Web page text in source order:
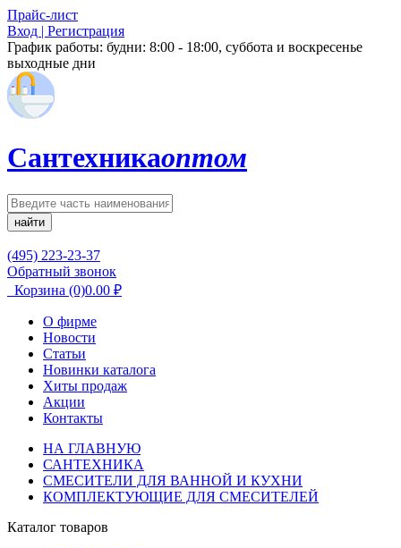
Прайс-лист
Вход | Регистрация
График работы: будни: 8:00 - 18:00, суббота и воскресенье
выходные дни
Сантехникаоптом
найти
(495) 223-23-37
Обратный звонок
Корзина (0)0.00 ₽
О фирме
Новости
Статьи
Новинки каталога
Хиты продаж
Акции
Контакты
НА ГЛАВНУЮ
САНТЕХНИКА
СМЕСИТЕЛИ ДЛЯ ВАННОЙ И КУХНИ
КОМПЛЕКТУЮЩИЕ ДЛЯ СМЕСИТЕЛЕЙ
Каталог товаров